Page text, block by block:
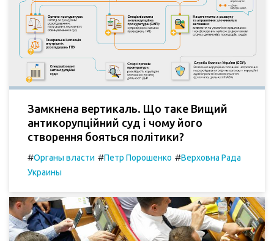
Замкнена вертикаль. Що таке Вищий
антикорупційний суд і чому його
створення бояться політики?
#Органы власти #Петр Порошенко #Верховна Рада
Украины